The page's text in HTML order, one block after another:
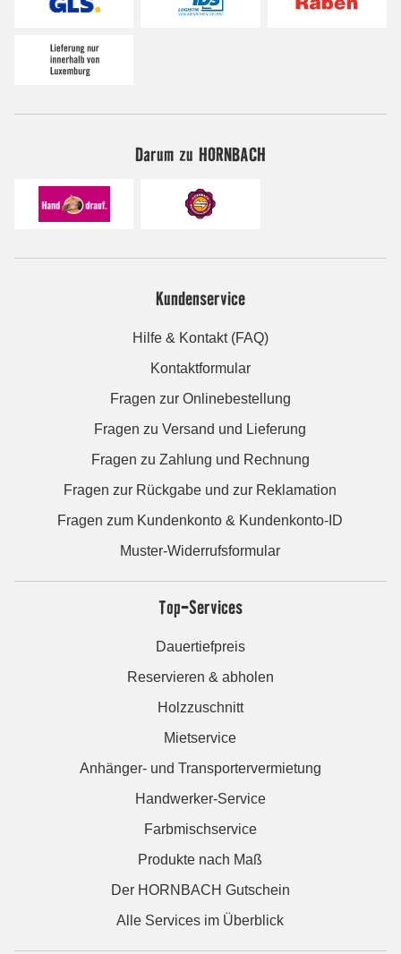
Darum zu HORNBACH
Kundenservice
Hilfe & Kontakt (FAQ)
Kontaktformular
Fragen zur Onlinebestellung
Fragen zu Versand und Lieferung
Fragen zu Zahlung und Rechnung
Fragen zur Rückgabe und zur Reklamation
Fragen zum Kundenkonto & Kundenkonto-ID
Muster-Widerrufsformular
Top-Services
Dauertiefpreis
Reservieren & abholen
Holzzuschnitt
Mietservice
Anhänger- und Transportervermietung
Handwerker-Service
Farbmischservice
Produkte nach Maß
Der HORNBACH Gutschein
Alle Services im Überblick